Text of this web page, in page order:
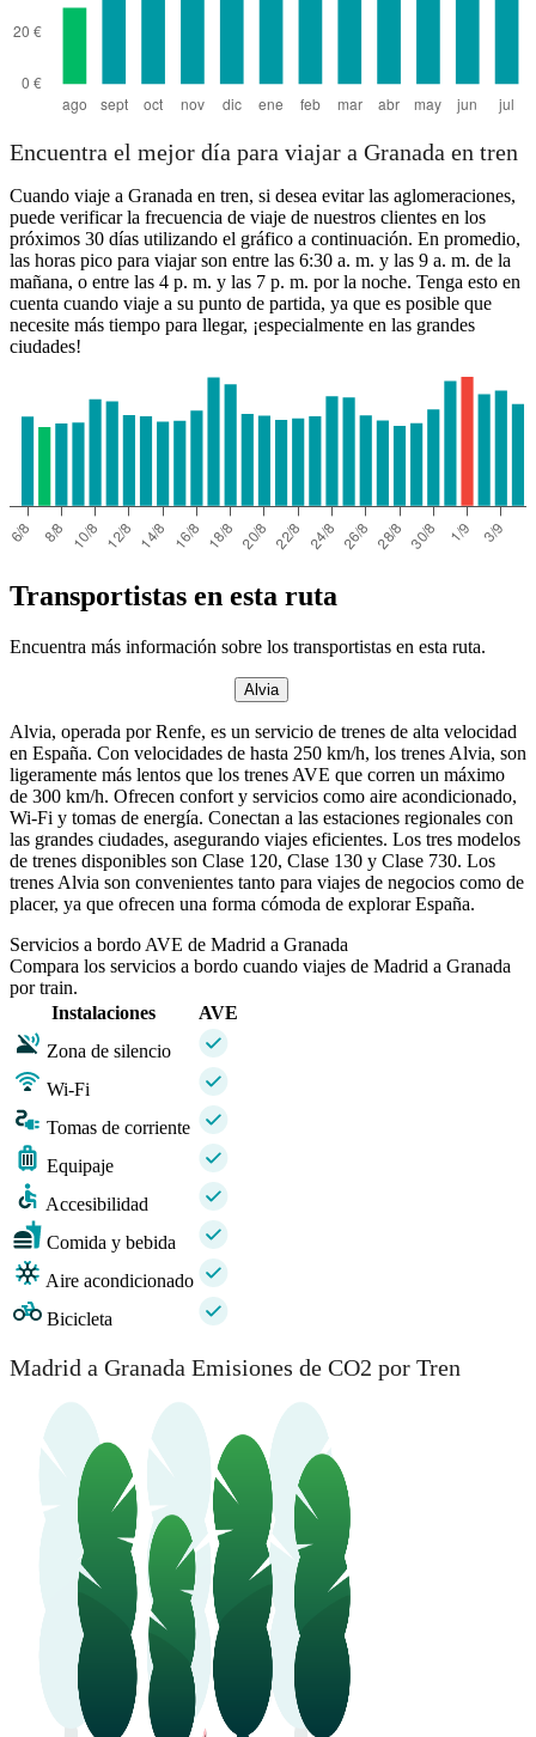
Encuentra el mejor día para viajar a Granada en tren
Cuando viaje a Granada en tren, si desea evitar las aglomeraciones,
puede verificar la frecuencia de viaje de nuestros clientes en los
próximos 30 días utilizando el gráfico a continuación. En promedio,
las horas pico para viajar son entre las 6:30 a. m. y las 9 a. m. de la
mañana, o entre las 4 p. m. y las 7 p. m. por la noche. Tenga esto en
cuenta cuando viaje a su punto de partida, ya que es posible que
necesite más tiempo para llegar, ¡especialmente en las grandes
ciudades!
Transportistas en esta ruta
Encuentra más información sobre los transportistas en esta ruta.
Alvia
Alvia, operada por Renfe, es un servicio de trenes de alta velocidad
en España. Con velocidades de hasta 250 km/h, los trenes Alvia, son
ligeramente más lentos que los trenes AVE que corren un máximo
de 300 km/h. Ofrecen confort y servicios como aire acondicionado,
Wi-Fi y tomas de energía. Conectan a las estaciones regionales con
las grandes ciudades, asegurando viajes eficientes. Los tres modelos
de trenes disponibles son Clase 120, Clase 130 y Clase 730. Los
trenes Alvia son convenientes tanto para viajes de negocios como de
placer, ya que ofrecen una forma cómoda de explorar España.
Servicios a bordo AVE de Madrid a Granada
Compara los servicios a bordo cuando viajes de Madrid a Granada
por train.
Instalaciones
AVE
Zona de silencio
Wi-Fi
Tomas de corriente
Equipaje
Accesibilidad
Comida y bebida
Aire acondicionado
Bicicleta
Madrid a Granada Emisiones de CO2 por Tren